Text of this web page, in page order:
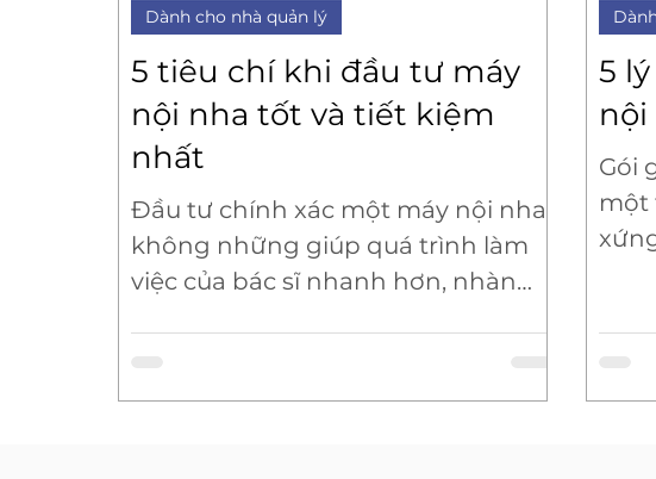
5 tiêu chí khi đầu tư máy
nội nha tốt và tiết kiệm
nhất
Đầu tư chính xác một máy nội nha
không những giúp quá trình làm
việc của bác sĩ nhanh hơn, nhàn
Dành cho nhà quản lý
5
nội
Gói
một